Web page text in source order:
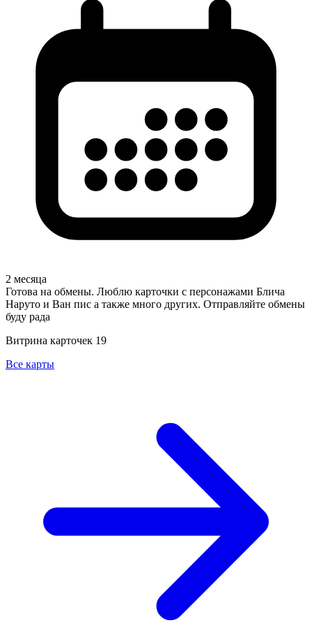
2 месяца
Готова на обмены. Люблю карточки с персонажами Блича
Наруто и Ван пис а также много других. Отправляйте обмены
буду рада
Витрина карточек 19
Все карты